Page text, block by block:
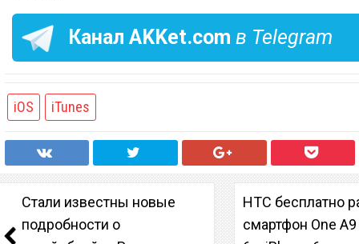
Канал AKKet.com в Telegram
iOS iTunes
Стали известны новые
подробности о
HTC бесплатно
смартфон One